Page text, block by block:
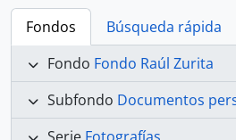
Fondos
Búsqueda rápida
Fondo Fondo Raúl Zurita
Subfondo Documentos